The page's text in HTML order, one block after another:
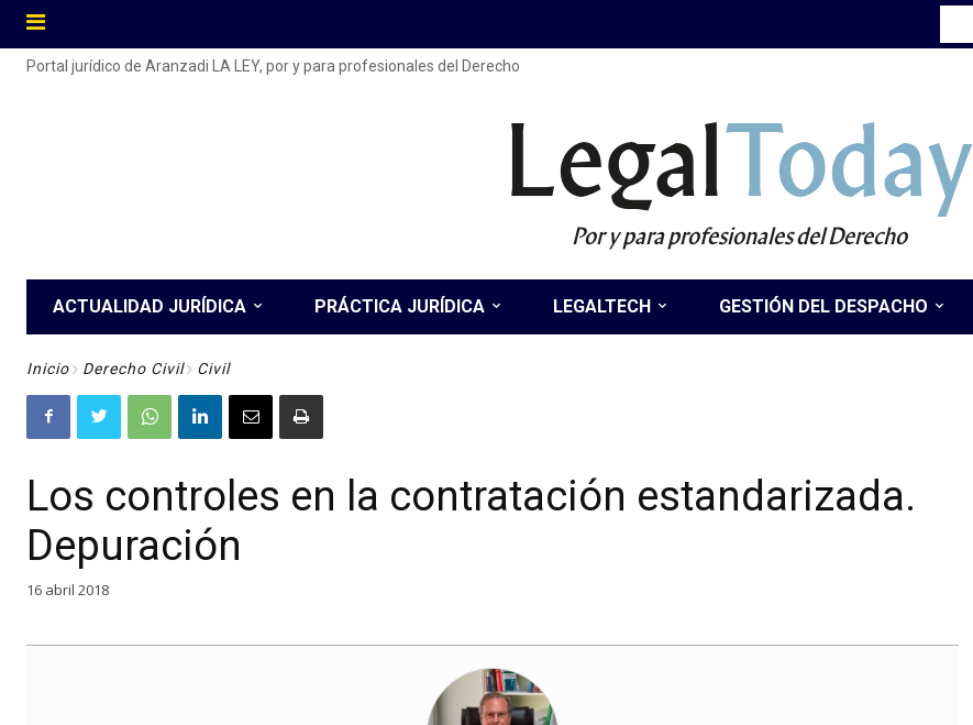
Portal jurídico de Aranzadi LA LEY, por y para profesionales del Derecho
LegalToday
Por y para profesionales del Derecho
ACTUALIDAD JURÍDICA PRÁCTICA JURÍDICA LEGALTECH GESTIÓN DEL DESPACHO
Inicio Derecho Civil Civil
Los controles en la contratación estandarizada.
Depuración
16 abril 2018